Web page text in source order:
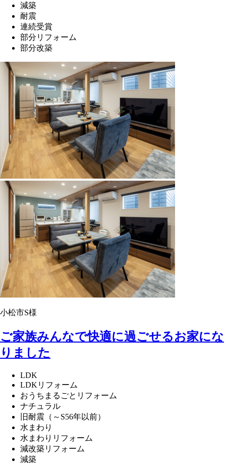
減築
耐震
連続受賞
部分リフォーム
部分改築
小松市S様
ご家族みんなで快適に過ごせるお家にな
りました
LDK
LDKリフォーム
おうちまるごとリフォーム
ナチュラル
旧耐震（～S56年以前）
水まわり
水まわりリフォーム
減改築リフォーム
減築